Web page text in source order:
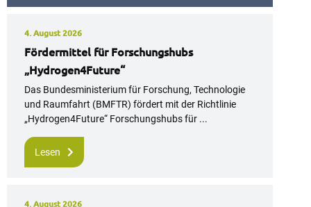
4. August 2026
Fördermittel für Forschungshubs
„Hydrogen4Future“
Das Bundesministerium für Forschung, Technologie
und Raumfahrt (BMFTR) fördert mit der Richtlinie
„Hydrogen4Future“ Forschungshubs für ...
Lesen
4. August 2026